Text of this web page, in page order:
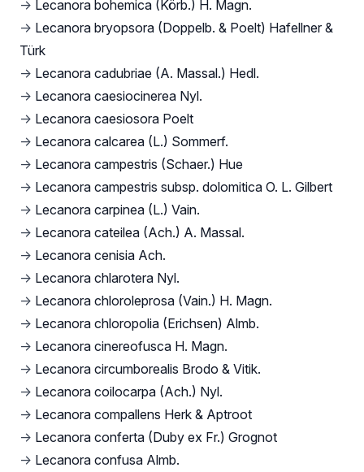
→ Lecanora bohemica (Körb.) H. Magn.
→ Lecanora bryopsora (Doppelb. & Poelt) Hafellner &
Türk
→ Lecanora cadubriae (A. Massal.) Hedl.
→ Lecanora caesiocinerea Nyl.
→ Lecanora caesiosora Poelt
→ Lecanora calcarea (L.) Sommerf.
→ Lecanora campestris (Schaer.) Hue
→ Lecanora campestris subsp. dolomitica O. L. Gilbert
→ Lecanora carpinea (L.) Vain.
→ Lecanora cateilea (Ach.) A. Massal.
→ Lecanora cenisia Ach.
→ Lecanora chlarotera Nyl.
→ Lecanora chloroleprosa (Vain.) H. Magn.
→ Lecanora chloropolia (Erichsen) Almb.
→ Lecanora cinereofusca H. Magn.
→ Lecanora circumborealis Brodo & Vitik.
→ Lecanora coilocarpa (Ach.) Nyl.
→ Lecanora compallens Herk & Aptroot
→ Lecanora conferta (Duby ex Fr.) Grognot
→ Lecanora confusa Almb.